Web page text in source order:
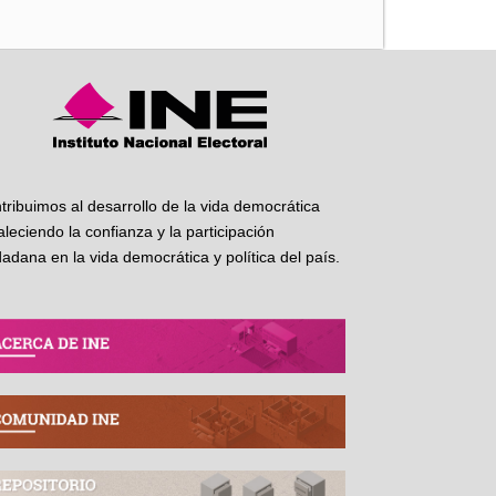
al desarrollo de la vida democrática
la confianza y la participación
en la vida democrática y política del país.